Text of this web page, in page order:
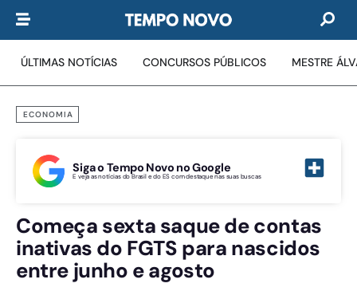
ÚLTIMAS NOTÍCIAS CONCURSOS PÚBLICOS MESTRE
ECONOMIA
Siga o Tempo Novo no Google
E veja as notícias do Brasil e do ES com destaque nas suas buscas
Começa sexta saque de contas
inativas do FGTS para nascidos
entre junho e agosto